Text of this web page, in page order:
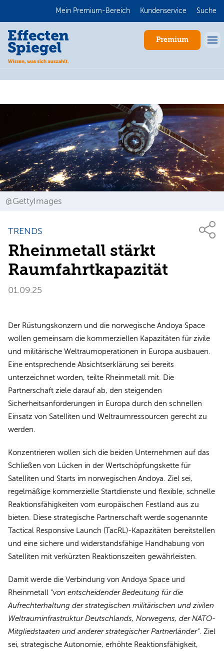
Mein Premium-Bereich Kundenservice Suche
Premium
@GettyImages
TRENDS
Rheinmetall stärkt
Raumfahrtkapazität
01.09.25
Der Rüstungskonzern und die norwegische Andoya Space
wollen gemeinsam die kommerziellen Kapazitäten für zivile
und militärische Weltraumoperationen in Europa ausbauen.
Eine entsprechende Absichtserklärung sei bereits
unterzeichnet worden, teilte Rheinmetall mit. Die
Partnerschaft ziele darauf ab, den steigenden
Sicherheitsanforderungen in Europa durch den schnellen
Einsatz von Satelliten und Weltraumressourcen gerecht zu
werden.
Konzentrieren wollen sich die beiden Unternehmen auf das
Schließen von Lücken in der Wertschöpfungskette für
Satelliten und Starts im norwegischen Andoya. Ziel sei,
regelmäßige kommerzielle Startdienste und flexible, schnelle
Reaktionsfähigkeiten vom europäischen Festland aus zu
bieten. Diese strategische Partnerschaft werde sogenannte
Tactical Responsive Launch (TacRL)-Kapazitäten bereitstellen
und eine sichere und widerstandsfähige Handhabung von
Satelliten mit verkürzten Reaktionszeiten gewährleisten.
Damit werde die Verbindung von Andoya Space und
Rheinmetall "von entscheidender Bedeutung für die
Aufrechterhaltung der strategischen militärischen und zivilen
Weltrauminfrastruktur Deutschlands, Norwegens, der NATO-
Mitgliedstaaten und anderer strategischer Partnerländer" . Ziel
sei, strategische Autonomie, erhöhte Reaktionsfähigkeit,
Anmelden